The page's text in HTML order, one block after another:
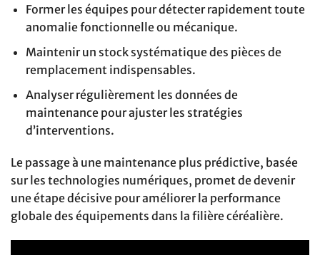
Former les équipes pour détecter rapidement toute
anomalie fonctionnelle ou mécanique.
Maintenir un stock systématique des pièces de
remplacement indispensables.
Analyser régulièrement les données de
maintenance pour ajuster les stratégies
d’interventions.
Le passage à une maintenance plus prédictive, basée
sur les technologies numériques, promet de devenir
une étape décisive pour améliorer la performance
globale des équipements dans la filière céréalière.